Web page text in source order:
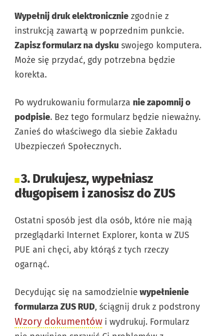
Wypełnij druk elektronicznie zgodnie z
instrukcją zawartą w poprzednim punkcie.
Zapisz formularz na dysku swojego komputera.
Może się przydać, gdy potrzebna będzie
korekta.
Po wydrukowaniu formularza nie zapomnij o
podpisie. Bez tego formularz będzie nieważny.
Zanieś do właściwego dla siebie Zakładu
Ubezpieczeń Społecznych.
3. Drukujesz, wypełniasz
długopisem i zanosisz do ZUS
Ostatni sposób jest dla osób, które nie mają
przeglądarki Internet Explorer, konta w ZUS
PUE ani chęci, aby którąś z tych rzeczy
ogarnąć.
Decydując się na samodzielnie wypełnienie
formularza ZUS RUD, ściągnij druk z podstrony
Wzory dokumentów i wydrukuj. Formularz